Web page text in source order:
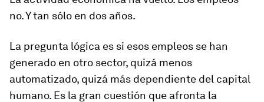
no. Y tan sólo en dos años.
La pregunta lógica es si esos empleos se han
generado en otro sector, quizá menos
automatizado, quizá más dependiente del capital
humano. Es la gran cuestión que afronta la